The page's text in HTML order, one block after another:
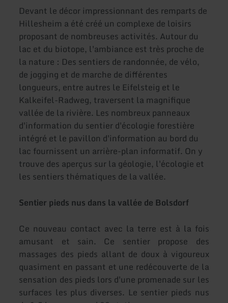
Devant le décor impressionnant des remparts de
Hillesheim a été créé un complexe de loisirs
proposant de nombreuses activités. Autour du
lac et du biotope, l'ambiance est très proche de
la nature : Des sentiers de randonnée, de vélo,
de jogging et de marche de différentes
longueurs, entre autres le Eifelsteig et le
Kalkeifel-Radweg, traversent la magnifique
vallée de la rivière. Les nombreux panneaux
d'information du sentier d'écologie forestière
intégré et le pavillon d'information au bord du
lac fournissent un arrière-plan informatif. On y
trouve des aperçus sur la géologie, l'écologie et
les sentiers thématiques de la vallée.
Sentier pieds nus dans la vallée de Bolsdorf
Ce nouveau contact avec la terre est à la fois
amusant et sain. Ce sentier propose des
massages des pieds allant de doux à vigoureux
quasiment en passant et une redécouverte de la
sensation des pieds lors d'une promenade sur les
surfaces les plus diverses. Le sentier pieds nus